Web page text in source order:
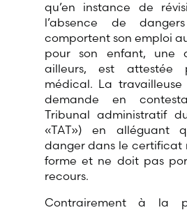
qu’en instance de
l’absence de
comportent son emploi
pour son enfant, une
ailleurs, est
médical. La
demande en
Tribunal administratif
«TAT») en alléguant
danger dans le certificat
forme et ne doit pas
recours.
Contrairement à la